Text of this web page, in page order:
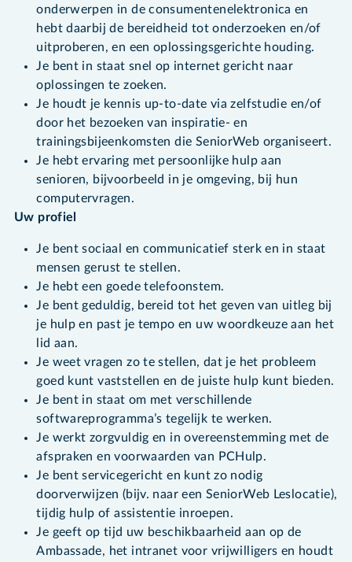
onderwerpen in de consumentenelektronica en
hebt daarbij de bereidheid tot onderzoeken en/of
uitproberen, en een oplossingsgerichte houding.
Je bent in staat snel op internet gericht naar
oplossingen te zoeken.
Je houdt je kennis up-to-date via zelfstudie en/of
door het bezoeken van inspiratie- en
trainingsbijeenkomsten die SeniorWeb organiseert.
Je hebt ervaring met persoonlijke hulp aan
senioren, bijvoorbeeld in je omgeving, bij hun
computervragen.
Uw profiel
Je bent sociaal en communicatief sterk en in staat
mensen gerust te stellen.
Je hebt een goede telefoonstem.
Je bent geduldig, bereid tot het geven van uitleg bij
je hulp en past je tempo en uw woordkeuze aan het
lid aan.
Je weet vragen zo te stellen, dat je het probleem
goed kunt vaststellen en de juiste hulp kunt bieden.
Je bent in staat om met verschillende
softwareprogramma’s tegelijk te werken.
Je werkt zorgvuldig en in overeenstemming met de
afspraken en voorwaarden van PCHulp.
Je bent servicegericht en kunt zo nodig
doorverwijzen (bijv. naar een SeniorWeb Leslocatie),
tijdig hulp of assistentie inroepen.
Je geeft op tijd uw beschikbaarheid aan op de
Ambassade, het intranet voor vrijwilligers en houdt